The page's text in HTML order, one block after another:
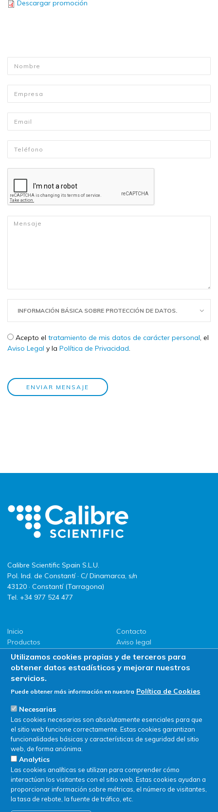
Descargar promoción
Nombre
Empresa
Email *
Telefono
Mensaje*
INFORMACIÓN BÁSICA SOBRE PROTECCIÓN DE DATOS.
Check legal *
Acepto el tratamiento de mis datos de carácter personal, el
Aviso Legal y la Política de Privacidad.
ENVIAR MENSAJE
Calibre Scientific Spain S.L.U.
Pol. Ind. de Constantí · C/ Dinamarca, s/n
43120 · Constantí (Tarragona)
Tel. +34 977 524 477
Inicio
Productos
LLG
Promociones
ServiSAT
Contacto
Aviso legal
Política de privacidad
Política de Cookies
Utilizamos cookies propias y de terceros para
obtener datos estadísticos y mejorar nuestros
servicios.
Puede obtener más información en nuestra Política de Cookies
Necesarias
Las cookies necesarias son absolutamente esenciales para que
el sitio web funcione correctamente. Estas cookies garantizan
funcionalidades básicas y características de seguridad del sitio
web, de forma anónima.
Analytics
Las cookies analíticas se utilizan para comprender cómo
interactúan los visitantes con el sitio web. Estas cookies ayudan a
proporcionar información sobre métricas, el número de visitantes,
la tasa de rebote, la fuente de tráfico, etc.